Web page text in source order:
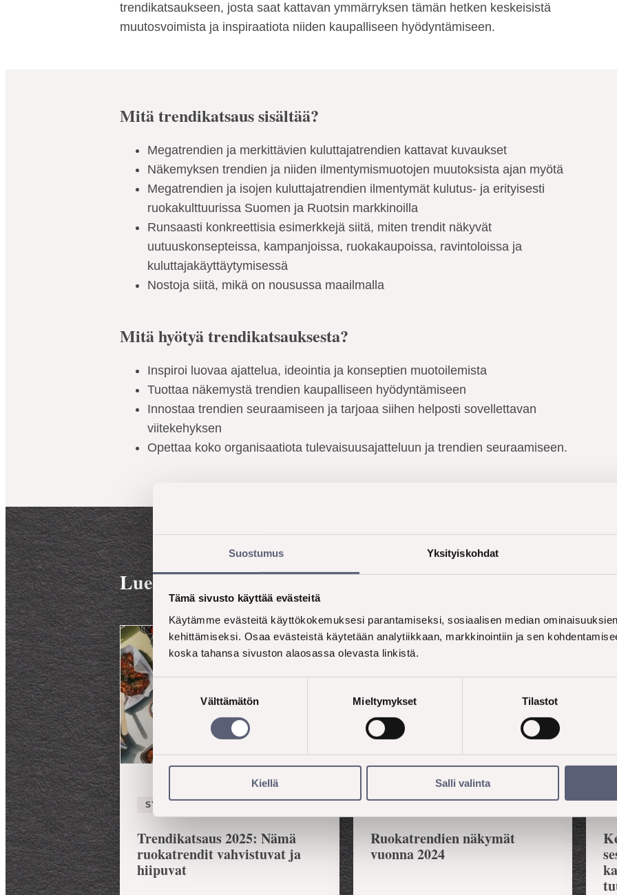
Suostumus Yksityiskohdat
Tämä sivusto käyttää evästeitä
Käytämme evästeitä käyttökokemuksesi parantamiseksi, sosiaalisen median
kehittämiseksi. Osaa evästeistä käytetään analytiikkaan, markkinointiin ja sen
koska tahansa sivuston alaosassa olevasta linkistä.
valinta
Välttämätön Mieltymykset Tilastot
Kiellä Salli valinta
trendikatsaukseen, josta saat kattavan ymmärryksen tämän hetken keskeisistä
muutosvoimista ja inspiraatiota niiden kaupalliseen hyödyntämiseen.
Mitä trendikatsaus sisältää?
Megatrendien ja merkittävien kuluttajatrendien kattavat kuvaukset
Näkemyksen trendien ja niiden ilmentymismuotojen muutoksista ajan myötä
Megatrendien ja isojen kuluttajatrendien ilmentymät kulutus- ja erityisesti
ruokakulttuurissa Suomen ja Ruotsin markkinoilla
Runsaasti konkreettisia esimerkkejä siitä, miten trendit näkyvät
uutuuskonsepteissa, kampanjoissa, ruokakaupoissa, ravintoloissa ja
kuluttajakäyttäytymisessä
Nostoja siitä, mikä on nousussa maailmalla
Mitä hyötyä trendikatsauksesta?
Inspiroi luovaa ajattelua, ideointia ja konseptien muotoilemista
Tuottaa näkemystä trendien kaupalliseen hyödyntämiseen
Innostaa trendien seuraamiseen ja tarjoaa siihen helposti sovellettavan
viitekehyksen
Opettaa koko organisaatiota tulevaisuusajatteluun ja trendien seuraamiseen.
Lue lisää:
SYVENNÄ YMMÄRRYSTÄ
Trendikatsaus 2025: Nämä
ruokatrendit vahvistuvat ja
hiipuvat
Ruokatrendien näkymät
vuonna 2024